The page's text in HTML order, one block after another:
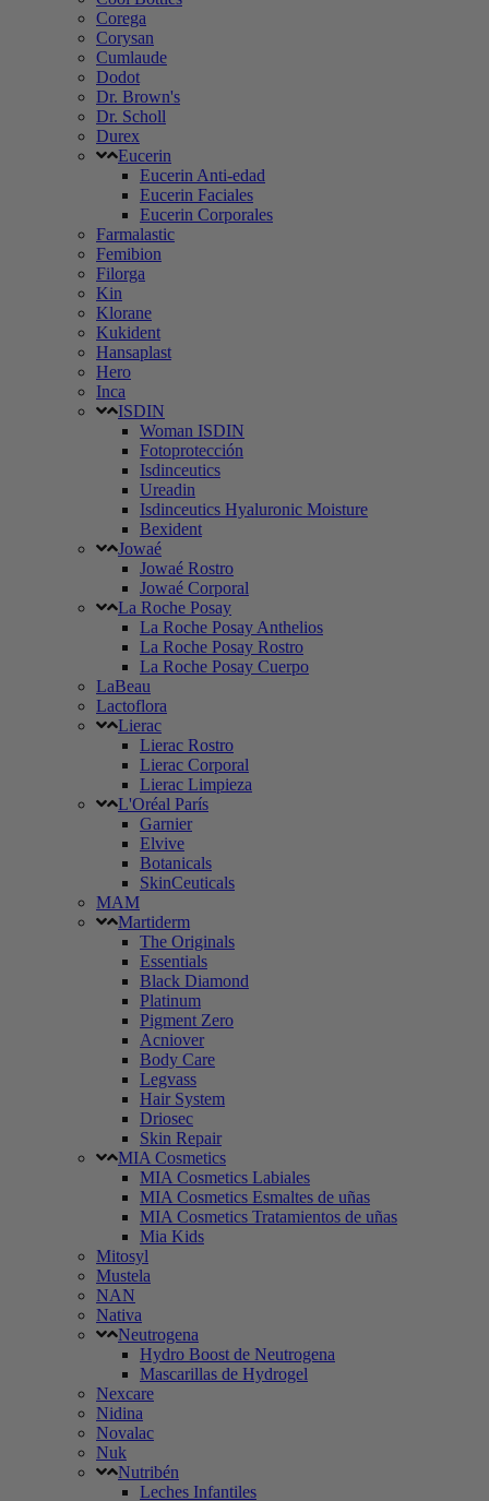
Corega
Corysan
Cumlaude
Dodot
Dr. Brown's
Dr. Scholl
Durex
Eucerin
Eucerin Anti-edad
Eucerin Faciales
Eucerin Corporales
Farmalastic
Femibion
Filorga
Kin
Klorane
Kukident
Hansaplast
Hero
Inca
ISDIN
Woman ISDIN
Fotoprotección
Isdinceutics
Ureadin
Isdinceutics Hyaluronic Moisture
Bexident
Jowaé
Jowaé Rostro
Jowaé Corporal
La Roche Posay
La Roche Posay Anthelios
La Roche Posay Rostro
La Roche Posay Cuerpo
LaBeau
Lactoflora
Lierac
Lierac Rostro
Lierac Corporal
Lierac Limpieza
L'Oréal París
Garnier
Elvive
Botanicals
SkinCeuticals
MAM
Martiderm
The Originals
Essentials
Black Diamond
Platinum
Pigment Zero
Acniover
Body Care
Legvass
Hair System
Driosec
Skin Repair
MIA Cosmetics
MIA Cosmetics Labiales
MIA Cosmetics Esmaltes de uñas
MIA Cosmetics Tratamientos de uñas
Mia Kids
Mitosyl
Mustela
NAN
Nativa
Neutrogena
Hydro Boost de Neutrogena
Mascarillas de Hydrogel
Nexcare
Nidina
Novalac
Nuk
Nutribén
Leches Infantiles